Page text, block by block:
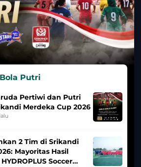
Putri
Pertiwi dan Putri
Merdeka Cup 2026
2 Tim di Srikandi
Mayoritas Hasil
Soccer